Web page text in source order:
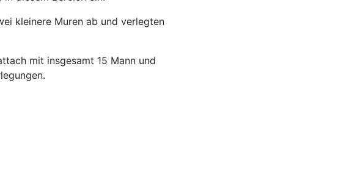
kleinere Muren ab und verlegten
mit insgesamt 15 Mann und